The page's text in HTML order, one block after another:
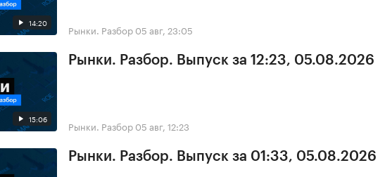
14:20 Рынки. Разбор 05 авг, 23:05
15:06
Рынки. Разбор. Выпуск за 12:23, 05.08.2026
Рынки. Разбор 05 авг, 12:23
Рынки. Разбор. Выпуск за 01:33, 05.08.2026